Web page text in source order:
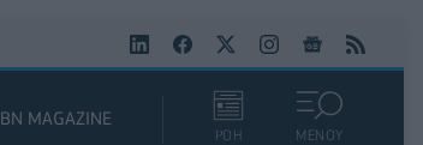
BN MAGAZINE
ΡΟΗ ΜΕΝΟΥ